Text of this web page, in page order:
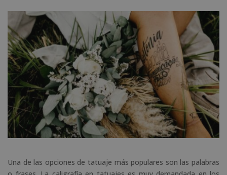
Una de las opciones de tatuaje más populares son las palabras